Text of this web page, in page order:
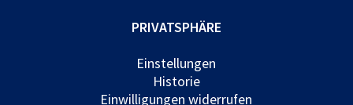
PRIVATSPHÄRE
Einstellungen
Historie
Einwilligungen widerrufen